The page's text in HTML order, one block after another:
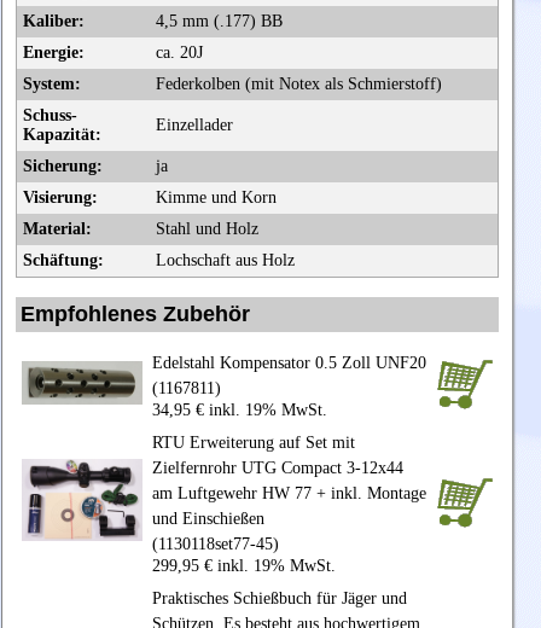
Kaliber:
4,5 mm (.177) BB
Energie:
ca. 20J
System:
Federkolben (mit Notex als Schmierstoff)
Schuss-
Kapazität:
Einzellader
Sicherung:
ja
Visierung:
Kimme und Korn
Material:
Stahl und Holz
Schäftung:
Lochschaft aus Holz
Empfohlenes Zubehör
Edelstahl Kompensator 0.5 Zoll UNF20
(1167811)
34,95 € inkl. 19% MwSt.
RTU Erweiterung auf Set mit
Zielfernrohr UTG Compact 3-12x44
am Luftgewehr HW 77 + inkl. Montage
und Einschießen
(1130118set77-45)
299,95 € inkl. 19% MwSt.
Praktisches Schießbuch für Jäger und
Schützen. Es besteht aus hochwertigem